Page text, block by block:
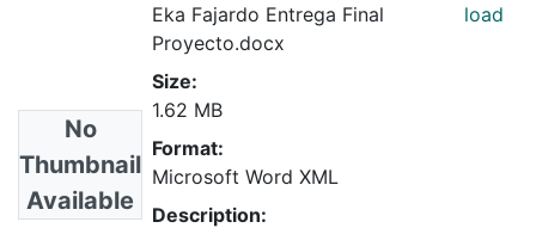
No
Thumbnail
Available
Eka Fajardo Entrega Final
Proyecto.docx
Size:
1.62 MB
Format:
Microsoft Word XML
Description:
load